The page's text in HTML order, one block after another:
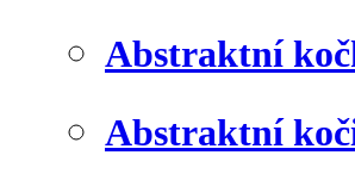
Abstraktní
Abstraktní